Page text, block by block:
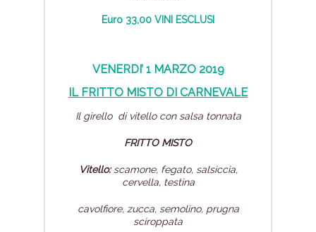
Euro 33,00 VINI ESCLUSI
VENERDI’ 1 MARZO 2019
IL FRITTO MISTO DI CARNEVALE
Il girello di vitello con salsa tonnata
FRITTO MISTO
Vitello: scamone, fegato, salsiccia,
cervella, testina
cavolfiore, zucca, semolino, prugna
sciroppata